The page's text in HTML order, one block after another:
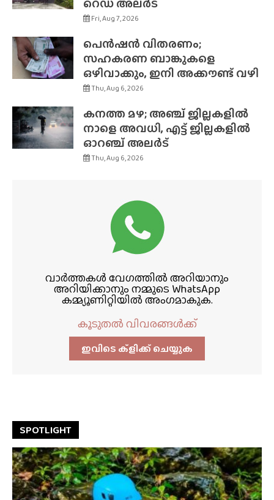
റെഡ് അലർട്
Fri, Aug 7, 2026
പെൻഷൻ വിതരണം;
സഹകരണ ബാങ്കുകളെ
ഒഴിവാക്കും, ഇനി അക്കൗണ്ട് വഴി
Thu, Aug 6, 2026
കനത്ത മഴ; അഞ്ച് ജില്ലകളിൽ
നാളെ അവധി, എട്ട് ജില്ലകളിൽ
ഓറഞ്ച് അലർട്
Thu, Aug 6, 2026
വാർത്തകൾ വേഗത്തിൽ അറിയാനും
അറിയിക്കാനും നമ്മുടെ WhatsApp
കമ്മ്യൂണിറ്റിയിൽ അംഗമാകുക.
കൂടുതൽ വിവരങ്ങൾക്ക്
ഇവിടെ ക്ളിക്ക്‌ ചെയ്യുക
SPOTLIGHT